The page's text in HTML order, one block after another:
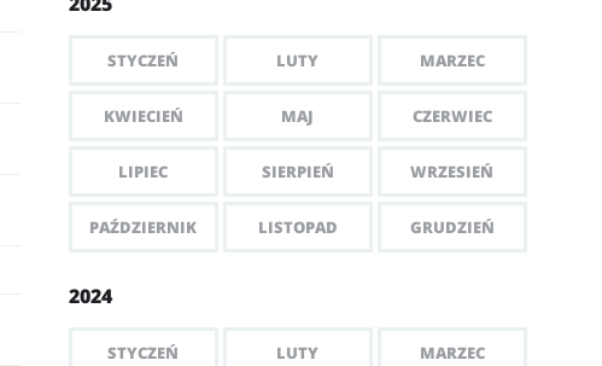
STYCZEŃ LUTY MARZEC
KWIECIEŃ MAJ CZERWIEC
LIPIEC SIERPIEŃ WRZESIEŃ
PAŹDZIERNIK LISTOPAD GRUDZIEŃ
2024
STYCZEŃ LUTY MARZEC